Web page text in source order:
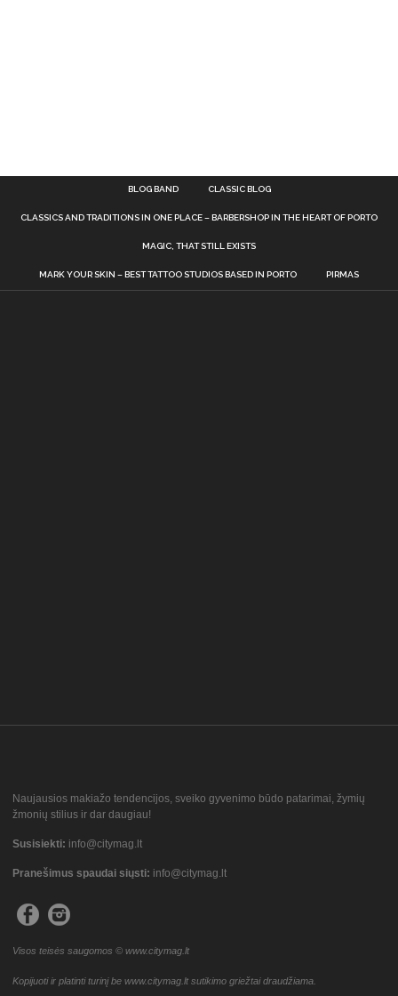
BLOG BAND CLASSIC BLOG
CLASSICS AND TRADITIONS IN ONE PLACE – BARBERSHOP IN THE HEART OF PORTO
MAGIC, THAT STILL EXISTS
MARK YOUR SKIN – BEST TATTOO STUDIOS BASED IN PORTO PIRMAS
Naujausios makiažo tendencijos, sveiko gyvenimo būdo patarimai, žymių
žmonių stilius ir dar daugiau!
Susisiekti: info@citymag.lt
Pranešimus spaudai siųsti: info@citymag.lt
Visos teisės saugomos © www.citymag.lt
Kopijuoti ir platinti turinį be www.citymag.lt sutikimo griežtai draudžiama.